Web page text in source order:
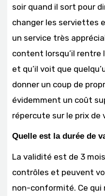
soir quand il sort pour
changer les serviettes
un service très
content lorsqu’il rentre
et qu’il voit que
donner un coup de
évidemment un coût
répercute sur le prix de
Quelle est la durée de
La validité est de 3
contrôles et peuvent
non-conformité. Ce qui